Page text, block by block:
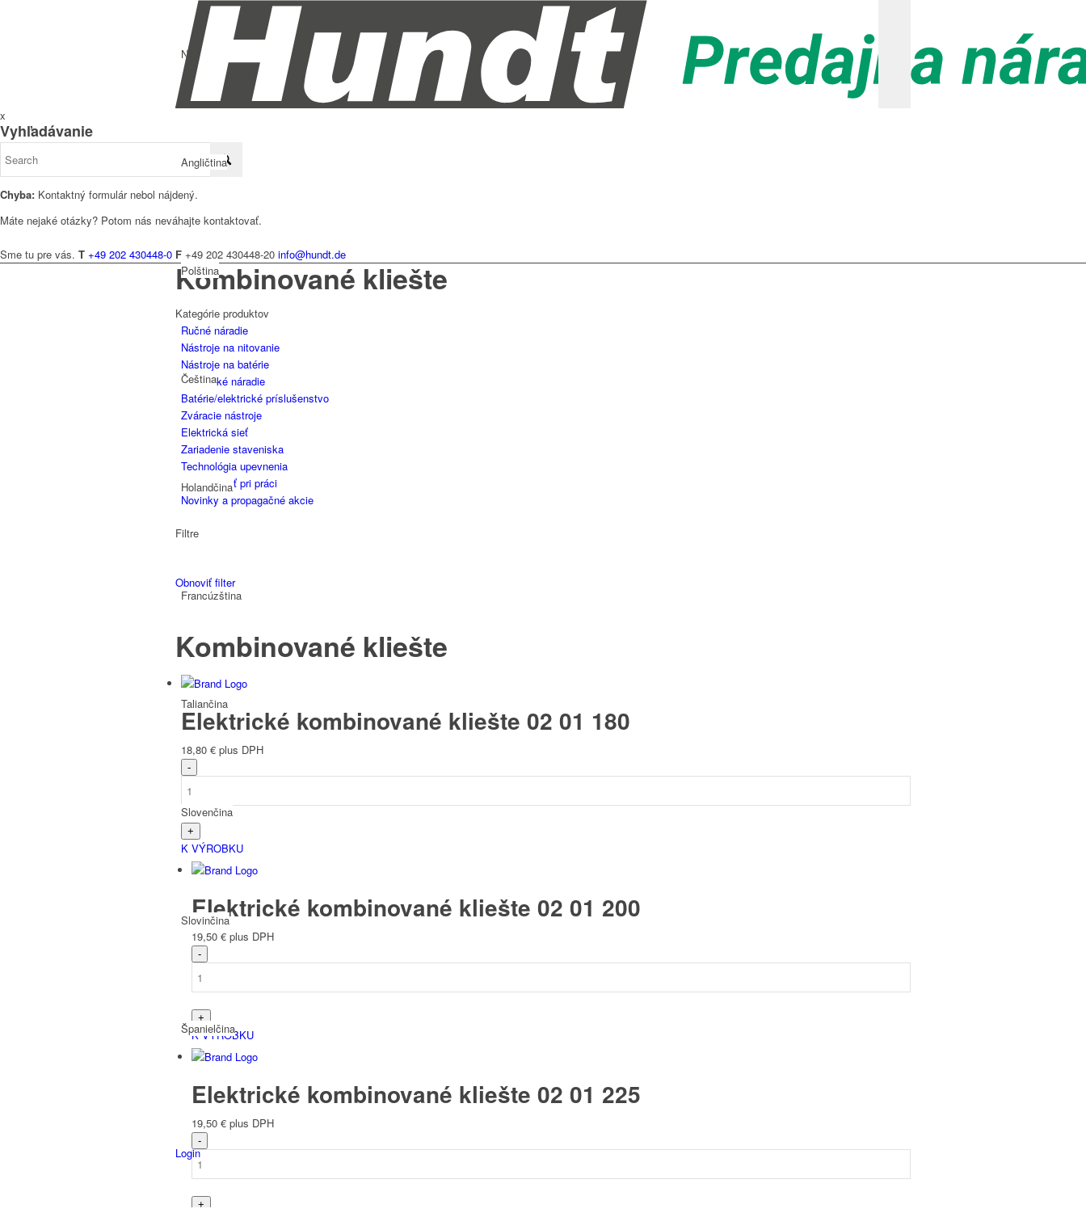
Nemčina
Angličtina
Polština
Čeština
Holandčina
Francúzština
Taliančina
Slovenčina
Slovinčina
Španielčina
Login
x
Vyhľadávanie
Chyba: Kontaktný formulár nebol nájdený.
Máte nejaké otázky? Potom nás neváhajte kontaktovať.
Sme tu pre vás. T +49 202 430448-0 F +49 202 430448-20 info@hundt.de
Kombinované kliešte
Kategórie produktov
Ručné náradie
Nástroje na nitovanie
Nástroje na batérie
Elektrické náradie
Batérie/elektrické príslušenstvo
Zváracie nástroje
Elektrická sieť
Zariadenie staveniska
Technológia upevnenia
Bezpečnosť pri práci
Novinky a propagačné akcie
Filtre
Obnoviť filter
Kombinované kliešte
Elektrické kombinované kliešte 02 01 180
18,80 € plus DPH
K VÝROBKU
Elektrické kombinované kliešte 02 01 200
19,50 € plus DPH
K VÝROBKU
Elektrické kombinované kliešte 02 01 225
19,50 € plus DPH